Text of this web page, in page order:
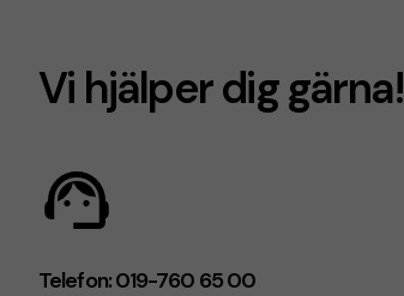
Vi hjälper dig gärna!
Telefon: 019-760 65 00